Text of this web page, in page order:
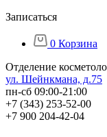
Записаться
0 Корзина
Отделение
ул. Шейнкмана, д.75
пн-сб 09:00-21:00
+7 (343) 253-52-00
+7 900 204-42-04